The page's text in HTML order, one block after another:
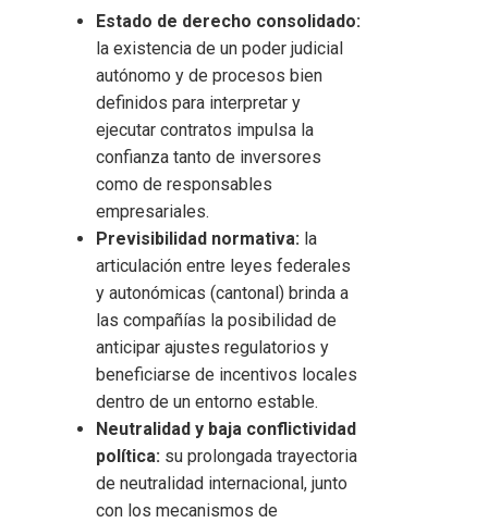
Estado de derecho consolidado:
la existencia de un poder judicial
autónomo y de procesos bien
definidos para interpretar y
ejecutar contratos impulsa la
confianza tanto de inversores
como de responsables
empresariales.
Previsibilidad normativa: la
articulación entre leyes federales
y autonómicas (cantonal) brinda a
las compañías la posibilidad de
anticipar ajustes regulatorios y
beneficiarse de incentivos locales
dentro de un entorno estable.
Neutralidad y baja conflictividad
política: su prolongada trayectoria
de neutralidad internacional, junto
con los mecanismos de